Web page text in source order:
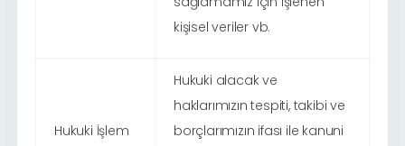
kişisel veriler vb.
Hukuki İşlem
Hukuki alacak ve
haklarımızın tespiti, takibi ve
borçlarımızın ifası ile kanuni